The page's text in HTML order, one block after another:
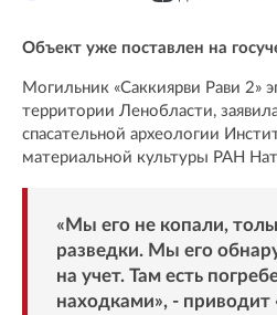
Объект уже поставлен на
Могильник «Саккиярви Рави 2»
территории Ленобласти,
спасательной археологии
материальной культуры РАН
«Мы его не копали,
разведки. Мы его
на учет. Там есть
находками», - приводит